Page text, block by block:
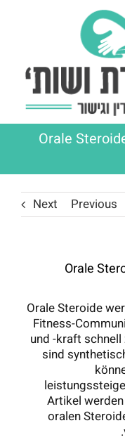
Orale
Previous
Next
Orale
Orale Steroide
Fitness-
und -kraft
sind
Artikel
oralen